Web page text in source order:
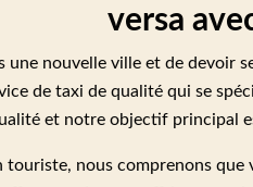
versa
une nouvelle ville et de
de taxi de qualité qui se
et notre objectif principal
nous comprenons